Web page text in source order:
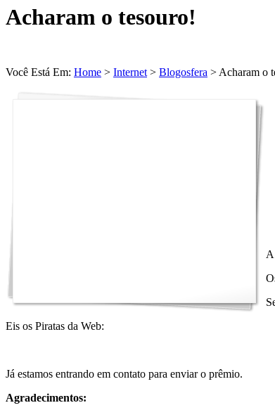
Acharam o tesouro!
Você Está Em: Home > Internet > Blogosfera > Acharam o
Eis os Piratas da Web:
Já estamos entrando em contato para enviar o prêmio.
Agradecimentos: